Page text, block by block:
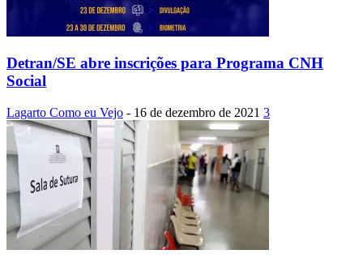
Detran/SE abre inscrições para Programa CNH
Social
Lagarto Como eu Vejo - 16 de dezembro de 2021 3